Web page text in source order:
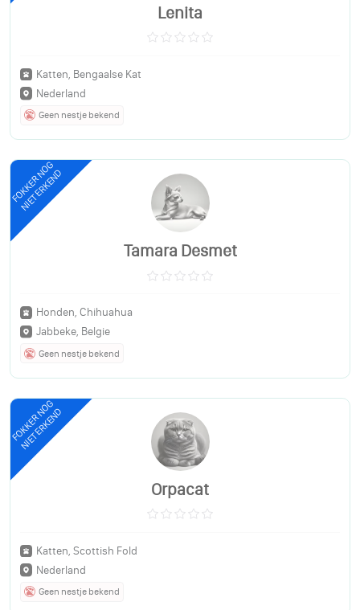
Lenita
Katten, Bengaalse Kat
Nederland
Geen nestje bekend
FOKKER NOG
NIET ERKEND
Tamara Desmet
Honden, Chihuahua
Jabbeke, Belgie
Geen nestje bekend
FOKKER NOG
NIET ERKEND
Orpacat
Katten, Scottish Fold
Nederland
Geen nestje bekend